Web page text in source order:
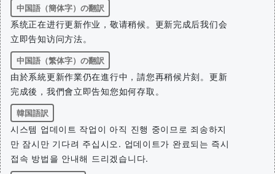
中国語（簡体字）の翻訳
系统正在进行更新作业，敬请稍候。更新完成后我们会
立即告知访问方法。
中国語（繁体字）の翻訳
由於系統更新作業仍在進行中，請您再稍候片刻。更新
完成後，我們會立即告知您如何存取。
韓国語訳
시스템 업데이트 작업이 아직 진행 중이므로 죄송하지
만 잠시만 기다려 주십시오. 업데이트가 완료되는 즉시
접속 방법을 안내해 드리겠습니다.